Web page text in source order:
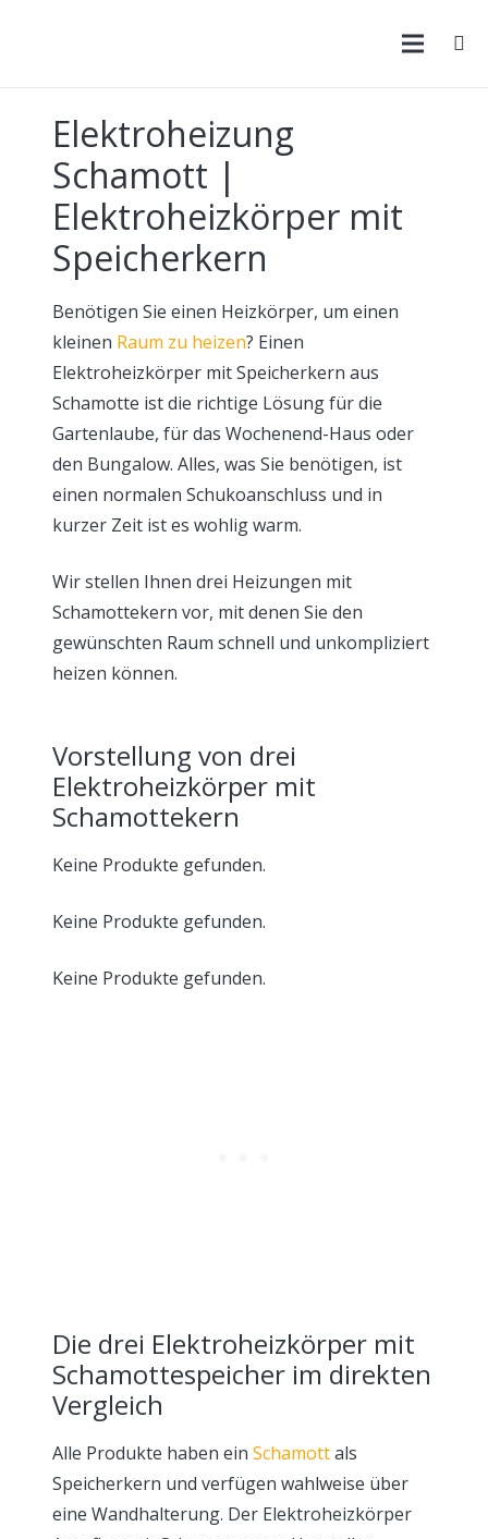
Elektroheizung
Schamott |
Elektroheizkörper mit
Speicherkern
Benötigen Sie einen Heizkörper, um einen
kleinen Raum zu heizen? Einen
Elektroheizkörper mit Speicherkern aus
Schamotte ist die richtige Lösung für die
Gartenlaube, für das Wochenend-Haus oder
den Bungalow. Alles, was Sie benötigen, ist
einen normalen Schukoanschluss und in
kurzer Zeit ist es wohlig warm.
Wir stellen Ihnen drei Heizungen mit
Schamottekern vor, mit denen Sie den
gewünschten Raum schnell und unkompliziert
heizen können.
Vorstellung von drei
Elektroheizkörper mit
Schamottekern
Keine Produkte gefunden.
Keine Produkte gefunden.
Keine Produkte gefunden.
Die drei Elektroheizkörper mit
Schamottespeicher im direkten
Vergleich
Alle Produkte haben ein Schamottals
Speicherkern und verfügen wahlweise über
eine Wandhalterung. Der Elektroheizkörper